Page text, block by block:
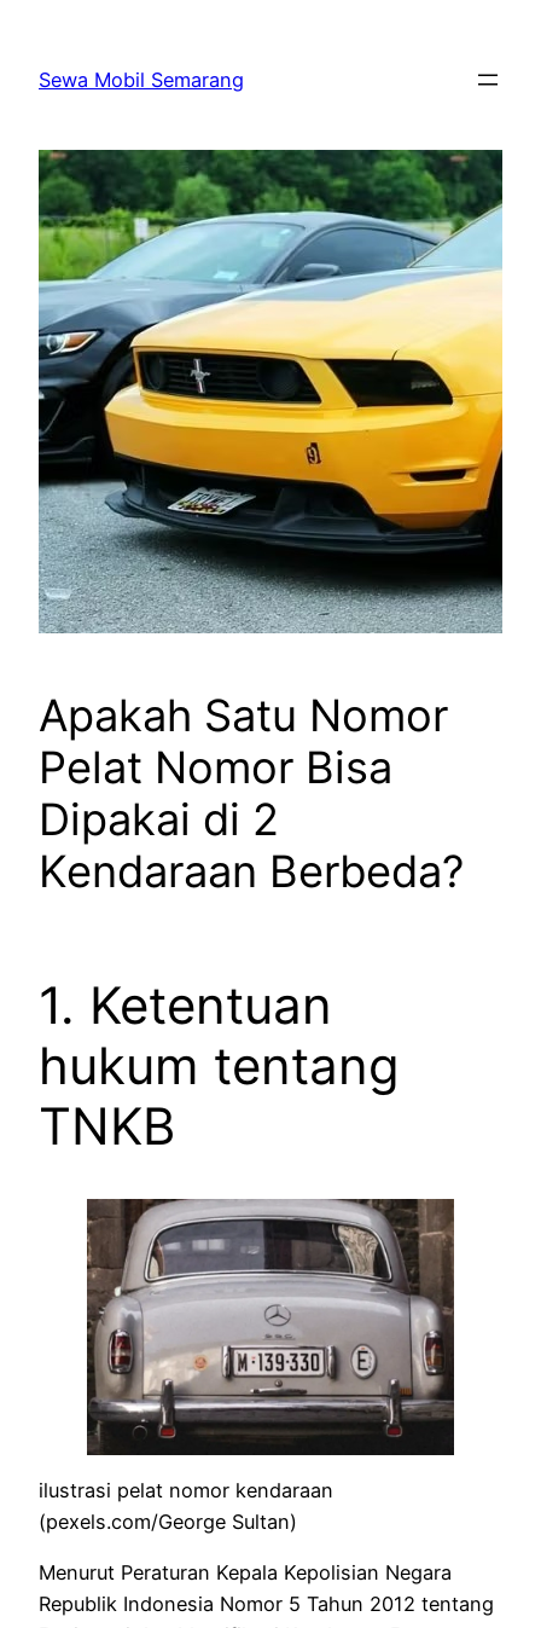
content
Sewa Mobil Semarang
Apakah Satu Nomor
Pelat Nomor Bisa
Dipakai di 2
Kendaraan Berbeda?
1. Ketentuan
hukum tentang
TNKB
ilustrasi pelat nomor kendaraan
(pexels.com/George Sultan)
Menurut Peraturan Kepala Kepolisian Negara
Republik Indonesia Nomor 5 Tahun 2012 tentang